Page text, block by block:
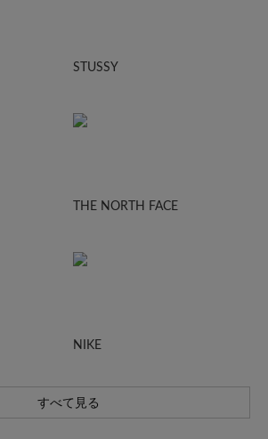
STUSSY
THE NORTH FACE
NIKE
すべて見る